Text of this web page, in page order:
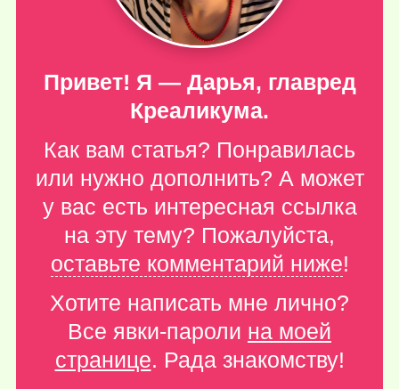
Привет! Я — Дарья, главред
Креаликума.
Как вам статья? Понравилась
или нужно дополнить? А может
у вас есть интересная ссылка
на эту тему? Пожалуйста,
оставьте комментарий ниже!
Хотите написать мне лично?
Все явки-пароли на моей
странице. Рада знакомству!